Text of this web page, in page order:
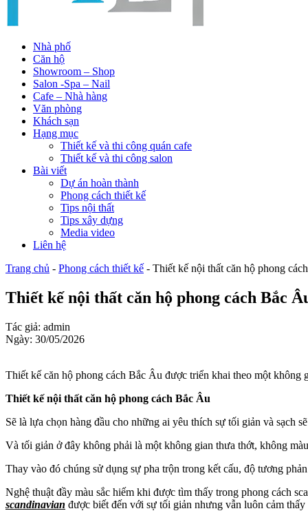
Nhà phố
Căn hộ
Showroom – Shop
Salon -Spa – Nail
Cafe – Nhà hàng
Văn phòng
Khách sạn
Hạng mục
Thiết kế và thi công quán cafe
Thiết kế và thi công salon
Bài viết
Dự án hoàn thành
Phong cách thiết kế
Tips nội thất
Tips xây dựng
Media video
Liên hệ
Trang chủ - Phong cách thiết kế - Thiết kế nội thất căn hộ phong
Thiết kế nội thất căn hộ phong cách Bắc
Tác giả: admin
Ngày: 30/05/2026
Thiết kế căn hộ phong cách Bắc Âu được triển khai theo một
Thiết kế nội thất căn hộ phong cách Bắc Âu
Sẽ là lựa chọn hàng đầu cho những ai yêu thích sự tối giản và sạch
Và tối giản ở đây không phải là một không gian thưa thớt, không
Thay vào đó chúng sử dụng sự pha trộn trong kết cấu, độ tương
Nghệ thuật đầy màu sắc hiếm khi được tìm thấy trong phong cách
scandinavian được biết đến với sự tối giản nhưng vẫn luôn cảm thấy